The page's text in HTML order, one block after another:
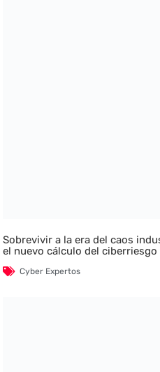
Sobrevivir a la era del caos
el nuevo cálculo del ciberriesgo
Cyber Expertos